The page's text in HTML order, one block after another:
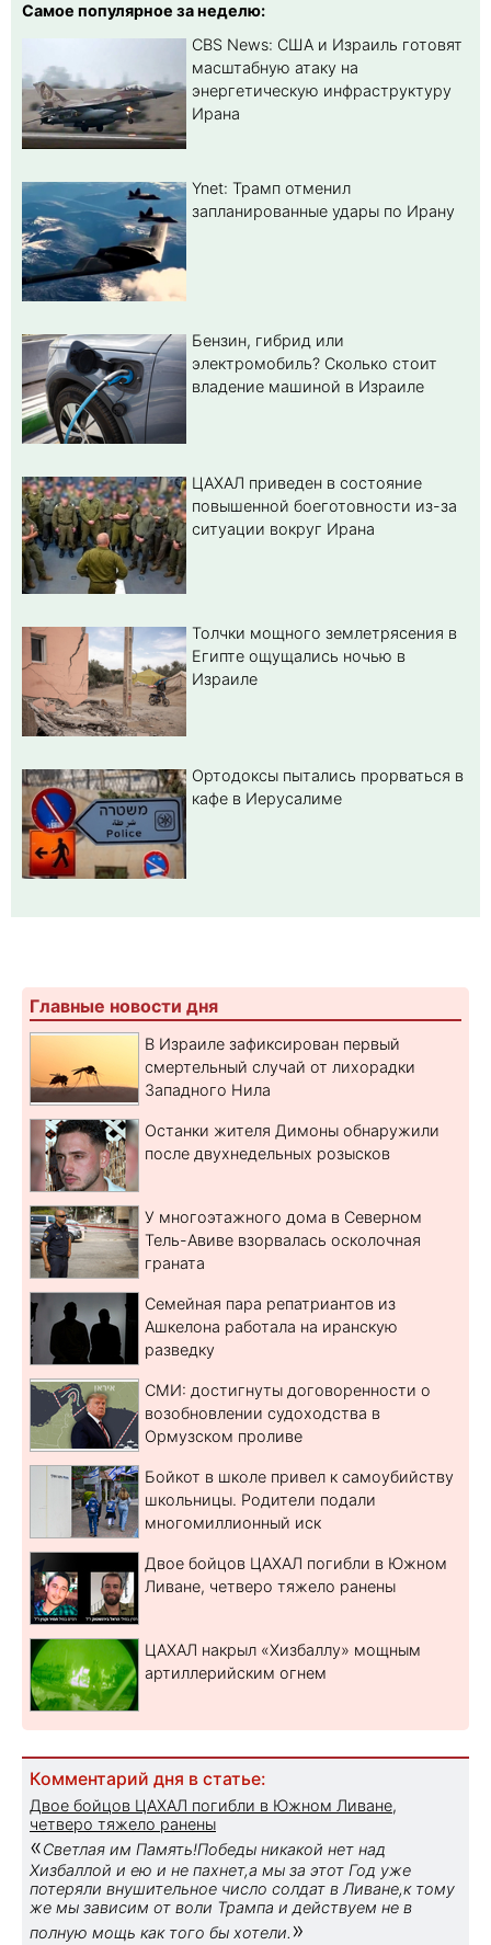
Самое популярное за неделю:
CBS News: США и Израиль готовят
масштабную атаку на
энергетическую инфраструктуру
Ирана
Ynet: Трамп отменил
запланированные удары по Ирану
Бензин, гибрид или
электромобиль? Cколько стоит
владение машиной в Израиле
ЦАХАЛ приведен в состояние
повышенной боеготовности из-за
ситуации вокруг Ирана
Толчки мощного землетрясения в
Египте ощущались ночью в
Израиле
Ортодоксы пытались прорваться в
кафе в Иерусалиме
Главные новости дня
В Израиле зафиксирован первый
смертельный случай от лихорадки
Западного Нила
Останки жителя Димоны обнаружили
после двухнедельных розысков
У многоэтажного дома в Северном
Тель-Авиве взорвалась осколочная
граната
Семейная пара репатриантов из
Ашкелона работала на иранскую
разведку
СМИ: достигнуты договоренности о
возобновлении судоходства в
Ормузском проливе
Бойкот в школе привел к самоубийству
школьницы. Родители подали
многомиллионный иск
Двое бойцов ЦАХАЛ погибли в Южном
Ливане, четверо тяжело ранены
ЦАХАЛ накрыл «Хизбаллу» мощным
артиллерийским огнем
Комментарий дня в статье:
Двое бойцов ЦАХАЛ погибли в Южном Ливане,
четверо тяжело ранены
«Светлая им Память!Победы никакой нет над
Хизбаллой и ею и не пахнет,а мы за этот Год уже
потеряли внушительное число солдат в Ливане,к тому
же мы зависим от воли Трампа и действуем не в
полную мощь как того бы хотели. »